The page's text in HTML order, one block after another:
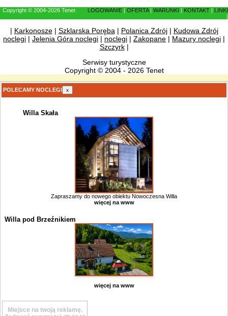
Copyright © 2004-2026 Tenet LOGOWANIE OFERTA| WARUNKI KONTAKT
LINKI
| Karkonosze| Szklarska Poręba| Polanica Zdrój| Kudowa Zdrój
noclegi | Jelenia Góra noclegi | noclegi | Zakopane | Mazury noclegi |
Szczyrk|
Serwisy turystyczne
Copyright © 2004 - 2026 Tenet
POLECAMY NOCLEGI x
Willa Skała
Zapraszamy do nowego obiektu Nowoczesna Willa
więcej na www
Willa pod Brzeźnikiem
więcej na www
Miejsce na twoją reklamę.